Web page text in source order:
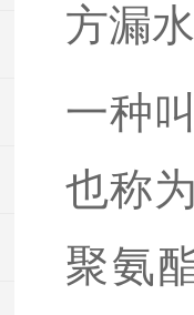
方漏
一种
也称
聚氨